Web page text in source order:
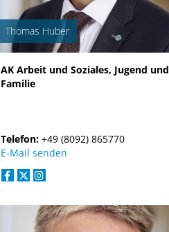
Thomas Huber
AK Arbeit und Soziales, Jugend und
Familie
Telefon: +49 (8092) 865770
E-Mail senden